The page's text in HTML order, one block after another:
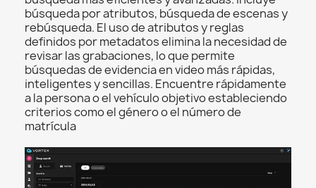
búsqueda por atributos, búsqueda de escenas y
rebúsqueda. El uso de atributos y reglas
definidos por metadatos elimina la necesidad de
revisar las grabaciones, lo que permite
búsquedas de evidencia en video más rápidas,
inteligentes y sencillas. Encuentre rápidamente
a la persona o el vehículo objetivo estableciendo
criterios como el género o el número de
matrícula